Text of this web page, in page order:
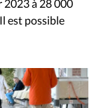
2023 à 28 000
est possible